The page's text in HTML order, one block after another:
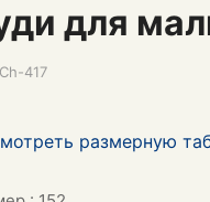
для
Ch-417
размерную